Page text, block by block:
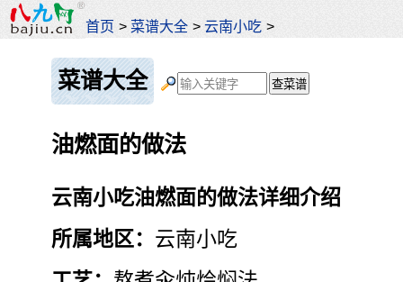
首页 > 菜谱大全 >云南小吃 >
菜谱大全
油燃面的做法
云南小吃油燃面的做法详细介绍
所属地区： 云南小吃